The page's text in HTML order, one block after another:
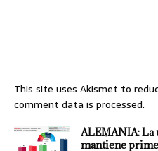
This site uses Akismet to
comment data is processed.
ALEMANIA: La
mantiene